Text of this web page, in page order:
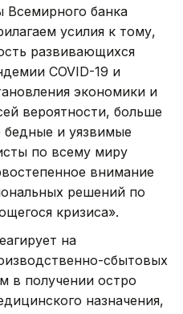
Всемирного банка
усилия к тому,
развивающихся
COVID-19 и
экономики и
вероятности, больше
и уязвимые
по всему миру
внимание
решений по
кризиса».
на
сбытовых
в получении остро
назначения,